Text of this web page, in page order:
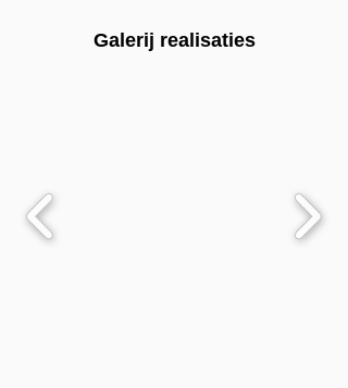
Galerij realisaties